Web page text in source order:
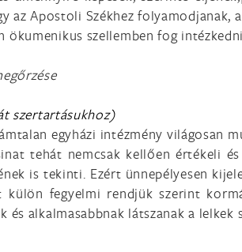
az Apostoli Székhez
ökumenikus szellemben fog
szertartásukhoz)
egyházi intézmény
tehát nemcsak kellően értékeli
is tekinti. Ezért ünnepélyesen
fegyelmi rendjük szerint
és alkalmasabbnak látszanak a lelkek